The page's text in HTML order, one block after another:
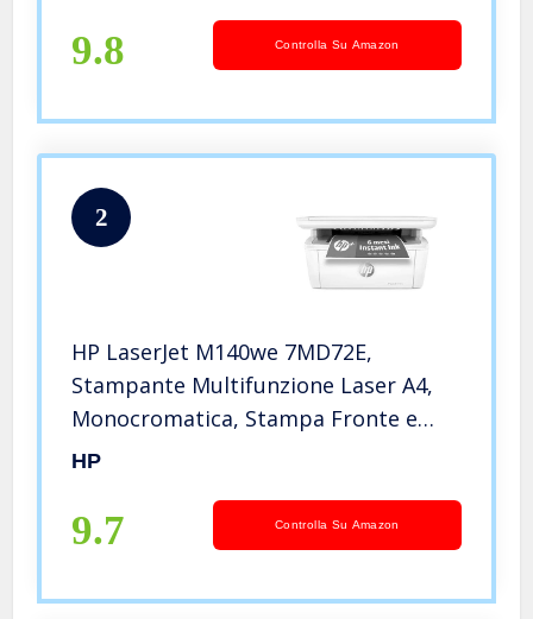
Nero/Grigio, Stampa, Copia,
Scansione e Fax
9.8 Controlla Su Amazon
2
HP LaserJet M140we 7MD72E,
Stampante Multifunzione Laser A4,
Monocromatica, Stampa Fronte e
Retro Manuale in b/n, 20 ppm, Wi-Fi,
Instant Ink incluso con HP+, Bianca
HP
9.7 Controlla Su Amazon